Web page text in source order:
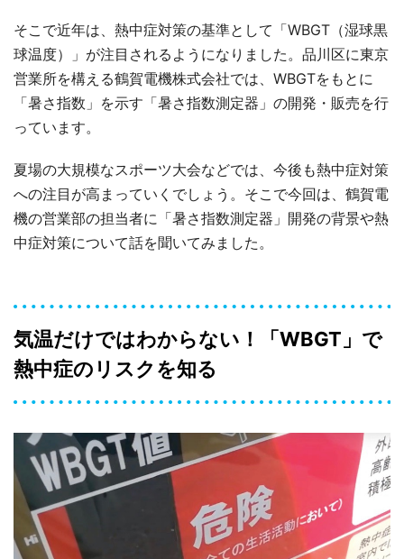
そこで近年は、熱中症対策の基準として「WBGT（湿球黒
球温度）」が注目されるようになりました。品川区に東京
営業所を構える鶴賀電機株式会社では、WBGTをもとに
「暑さ指数」を示す「暑さ指数測定器」の開発・販売を行
っています。
夏場の大規模なスポーツ大会などでは、今後も熱中症対策
への注目が高まっていくでしょう。そこで今回は、鶴賀電
機の営業部の担当者に「暑さ指数測定器」開発の背景や熱
中症対策について話を聞いてみました。
気温だけではわからない！「WBGT」で
熱中症のリスクを知る